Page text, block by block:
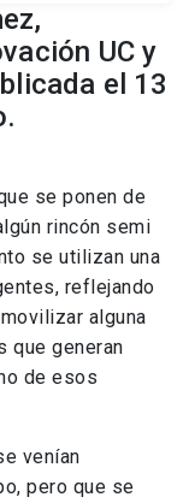
UC y
el 13
se ponen de
rincón semi
se utilizan una
reflejando
alguna
que generan
de esos
venían
pero que se